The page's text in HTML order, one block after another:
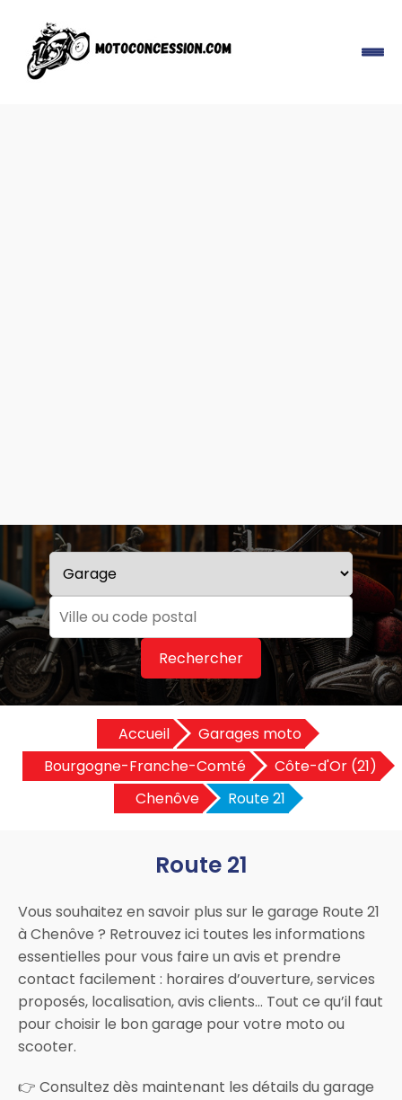
Rechercher
Accueil
Garages moto
Bourgogne-Franche-Comté
Côte-d'Or (21)
Chenôve
Route 21
Route 21
Vous souhaitez en savoir plus sur le garage Route 21
à Chenôve ? Retrouvez ici toutes les informations
essentielles pour vous faire un avis et prendre
contact facilement : horaires d’ouverture, services
proposés, localisation, avis clients… Tout ce qu’il faut
pour choisir le bon garage pour votre moto ou
scooter.
👉 Consultez dès maintenant les détails du garage